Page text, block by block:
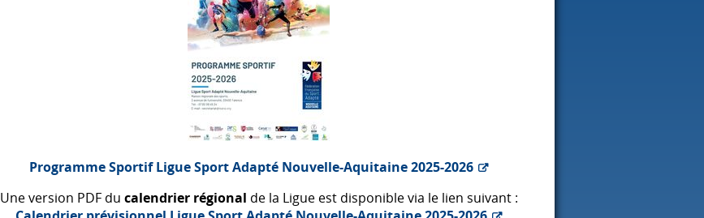
Programme Sportif Ligue Sport Adapté Nouvelle-Aquitaine 2025-2026
Une version PDFdu calendrier régional de la Ligue est disponible via le lien suivant :